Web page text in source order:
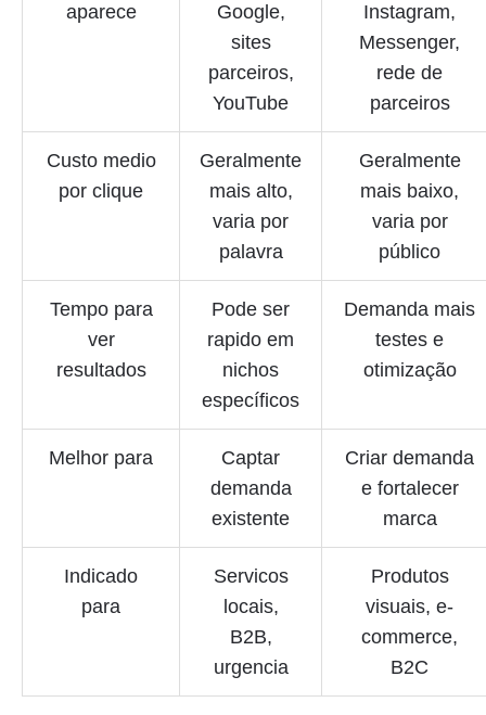
aparece
Google,
sites
parceiros,
YouTube
Instagram,
Messenger,
rede de
parceiros
Custo medio
por clique
Geralmente
mais alto,
varia por
palavra
Geralmente
mais baixo,
varia por
público
Tempo para
ver
resultados
Pode ser
rapido em
nichos
específicos
Demanda mais
testes e
otimização
Melhor para
Captar
demanda
existente
Criar demanda
e fortalecer
marca
Indicado
para
Servicos
locais,
B2B,
urgencia
Produtos
visuais, e-
commerce,
B2C